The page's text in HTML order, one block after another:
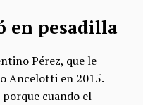
en pesadilla
Pérez, que le
Ancelotti en 2015.
porque cuando el